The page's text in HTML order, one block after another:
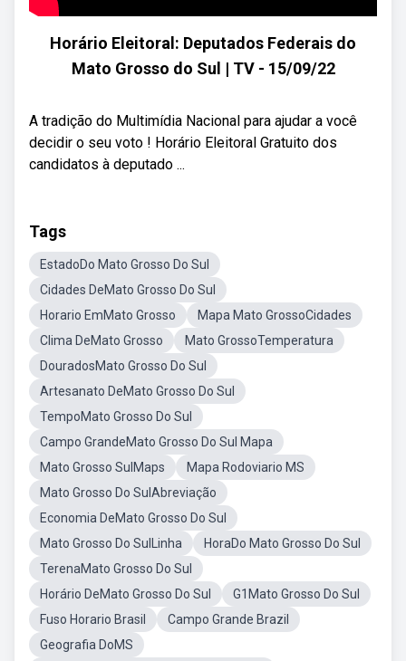
Horário Eleitoral: Deputados Federais do
Mato Grosso do Sul | TV - 15/09/22
A tradição do Multimídia Nacional para ajudar a você
decidir o seu voto ! Horário Eleitoral Gratuito dos
candidatos à deputado ...
Tags
EstadoDo Mato Grosso Do Sul
Cidades DeMato Grosso Do Sul
Horario EmMato Grosso
Mapa Mato GrossoCidades
Clima DeMato Grosso
Mato GrossoTemperatura
DouradosMato Grosso Do Sul
Artesanato DeMato Grosso Do Sul
TempoMato Grosso Do Sul
Campo GrandeMato Grosso Do Sul Mapa
Mato Grosso SulMaps
Mapa Rodoviario MS
Mato Grosso Do SulAbreviação
Economia DeMato Grosso Do Sul
Mato Grosso Do SulLinha
HoraDo Mato Grosso Do Sul
TerenaMato Grosso Do Sul
Horário DeMato Grosso Do Sul
G1Mato Grosso Do Sul
Fuso Horario Brasil
Campo Grande Brazil
Geografia DoMS